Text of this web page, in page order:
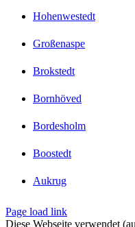
Hohenwestedt
Großenaspe
Brokstedt
Bornhöved
Bordesholm
Boostedt
Aukrug
Page load link
Diese Webseite verwendet